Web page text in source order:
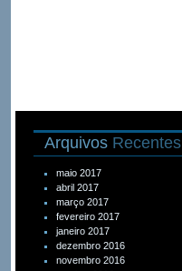
Arquivos Recentes
maio 2017
abril 2017
março 2017
fevereiro 2017
janeiro 2017
dezembro 2016
novembro 2016